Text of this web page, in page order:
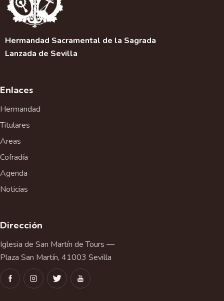
Hermandad Sacramental de la Sagrada
Lanzada de Sevilla
Enlaces
Hermandad
Titulares
Areas
Cofradía
Agenda
Noticias
Dirección
Iglesia de San Martín de Tours —
Plaza San Martín, 41003 Sevilla